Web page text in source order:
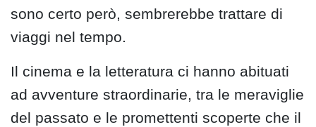
sono certo però, sembrerebbe trattare di
viaggi nel tempo.
Il cinema e la letteratura ci hanno abituati
ad avventure straordinarie, tra le meraviglie
del passato e le promettenti scoperte che il